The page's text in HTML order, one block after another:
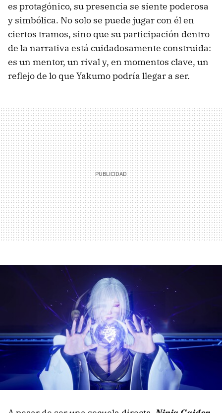
es protagónico, su presencia se siente poderosa
y simbólica. No solo se puede jugar con él en
ciertos tramos, sino que su participación dentro
de la narrativa está cuidadosamente construida:
es un mentor, un rival y, en momentos clave, un
reflejo de lo que Yakumo podría llegar a ser.